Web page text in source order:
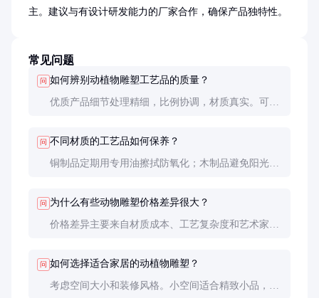
主。建议与有设计研发能力的厂家合作，确保产品独特性。
常见问题
问 如何辨别动植物雕塑工艺品的质量？
优质产品细节处理精细，比例协调，材质真实。可检
陷。
问 不同材质的工艺品如何保养？
铜制品定期用专用油擦拭防氧化；木制品避免阳光直
问 为什么有些动物雕塑价格差异很大？
价格差异主要来自材质成本、工艺复杂度和艺术家知
问 如何选择适合家居的动植物雕塑？
考虑空间大小和装修风格。小空间适合精致小品，大